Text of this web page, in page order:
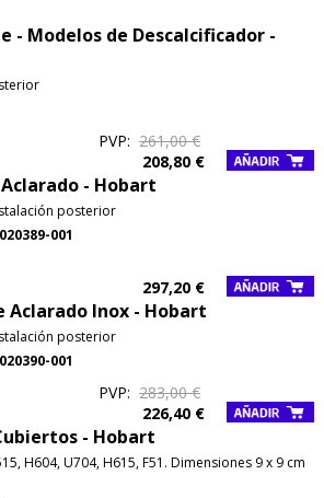
- Modelos de Descalcificador -
PVP: 261,00 €
208,80 €
- Hobart
posterior
001
297,20 €
Aclarado Inox - Hobart
posterior
001
PVP: 283,00 €
226,40 €
- Hobart
H604, U704, H615, F51. Dimensiones 9 x 9 cm